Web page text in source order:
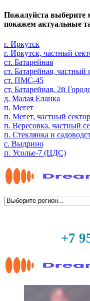
Пожалуйста выберите
покажем актуальные
г. Иркутск
г. Иркутск, частный
ст. Батарейная
ст. Батарейная, частный
ст. ПМС-45
ст. Батарейная, 2й
д. Малая Еланка
п. Мегет
п. Мегет, частный сектор
п. Вересовка, частный
п. Стеклянка и
с. Выдрино
п. Усолье-7 (ЦДС)
+7